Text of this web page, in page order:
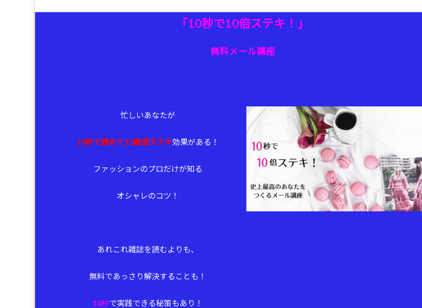
「10秒で10倍ステキ！」
無料メール講座
忙しいあなたが
10秒で読めて10歳倍ステキ効果がある！
ファッションのプロだけが知る
オシャレのコツ！
あれこれ雑誌を読むよりも、
無料であっさり解決することも！
10秒で実践できる秘策もあり！